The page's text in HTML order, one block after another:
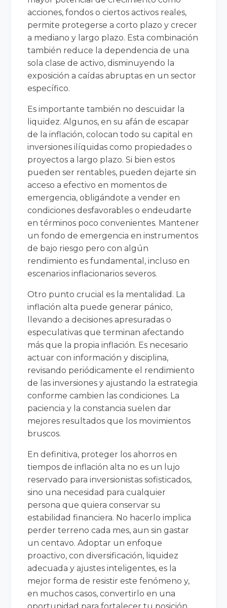
acciones, fondos o ciertos activos reales,
permite protegerse a corto plazo y crecer
a mediano y largo plazo. Esta combinación
también reduce la dependencia de una
sola clase de activo, disminuyendo la
exposición a caídas abruptas en un sector
específico.
Es importante también no descuidar la
liquidez. Algunos, en su afán de escapar
de la inflación, colocan todo su capital en
inversiones ilíquidas como propiedades o
proyectos a largo plazo. Si bien estos
pueden ser rentables, pueden dejarte sin
acceso a efectivo en momentos de
emergencia, obligándote a vender en
condiciones desfavorables o endeudarte
en términos poco convenientes. Mantener
un fondo de emergencia en instrumentos
de bajo riesgo pero con algún
rendimiento es fundamental, incluso en
escenarios inflacionarios severos.
Otro punto crucial es la mentalidad. La
inflación alta puede generar pánico,
llevando a decisiones apresuradas o
especulativas que terminan afectando
más que la propia inflación. Es necesario
actuar con información y disciplina,
revisando periódicamente el rendimiento
de las inversiones y ajustando la estrategia
conforme cambien las condiciones. La
paciencia y la constancia suelen dar
mejores resultados que los movimientos
bruscos.
En definitiva, proteger los ahorros en
tiempos de inflación alta no es un lujo
reservado para inversionistas sofisticados,
sino una necesidad para cualquier
persona que quiera conservar su
estabilidad financiera. No hacerlo implica
perder terreno cada mes, aun sin gastar
un centavo. Adoptar un enfoque
proactivo, con diversificación, liquidez
adecuada y ajustes inteligentes, es la
mejor forma de resistir este fenómeno y,
en muchos casos, convertirlo en una